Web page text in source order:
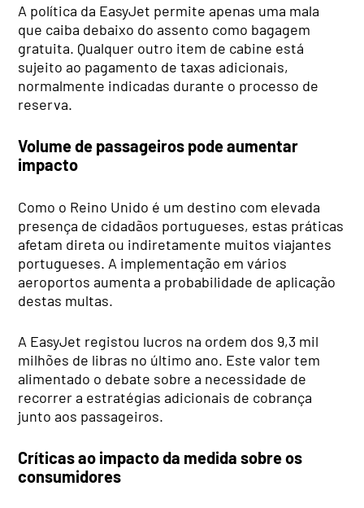
A política da EasyJet permite apenas uma mala
que caiba debaixo do assento como bagagem
gratuita. Qualquer outro item de cabine está
sujeito ao pagamento de taxas adicionais,
normalmente indicadas durante o processo de
reserva.
Volume de passageiros pode aumentar
impacto
Como o Reino Unido é um destino com elevada
presença de cidadãos portugueses, estas práticas
afetam direta ou indiretamente muitos viajantes
portugueses. A implementação em vários
aeroportos aumenta a probabilidade de aplicação
destas multas.
A EasyJet registou lucros na ordem dos 9,3 mil
milhões de libras no último ano. Este valor tem
alimentado o debate sobre a necessidade de
recorrer a estratégias adicionais de cobrança
junto aos passageiros.
Críticas ao impacto da medida sobre os
consumidores